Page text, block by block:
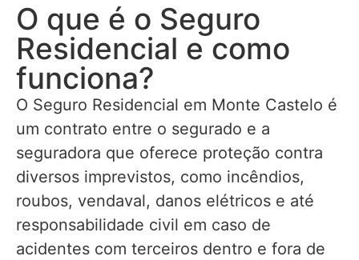
O que é o Seguro
Residencial e como
funciona?
O Seguro Residencial em Monte Castelo é
um contrato entre o segurado e a
seguradora que oferece proteção contra
diversos imprevistos, como incêndios,
roubos, vendaval, danos elétricos e até
responsabilidade civil em caso de
acidentes com terceiros dentro e fora de